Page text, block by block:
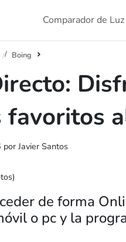
Comparador de Luz
Boing
favoritos
Javier Santos
de forma
o pc y la